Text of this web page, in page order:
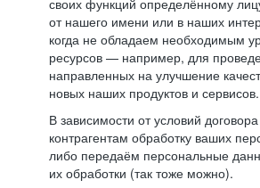
своих функций определённому
от нашего имени или в наших
когда не обладаем необходимым
ресурсов — например, для
направленных на улучшение
новых наших продуктов и сервисов.
В зависимости от условий
контрагентам обработку ваших
либо передаём персональные
их обработки (так тоже можно).